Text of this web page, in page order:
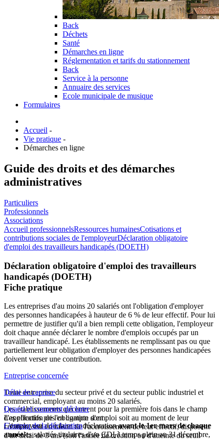
Back
Déchets
Santé
Démarches en ligne
Réglementation et tarifs du stationnement
Back
Service à la personne
Annuaire des services
Ecole municipale de musique
Formulaires
Accueil -
Vie pratique -
Démarches en ligne
Guide des droits et des démarches
administratives
Particuliers
Professionnels
Associations
Accueil professionnelsRessources humainesCotisations et
contributions sociales de l'employeurDéclaration obligatoire
d'emploi des travailleurs handicapés (DOETH)
Déclaration obligatoire d'emploi des travailleurs
handicapés (DOETH)
Fiche pratique
Les entreprises d'au moins 20 salariés ont l'obligation d'employer
des personnes handicapées à hauteur de 6 % de leur effectif. Pour lui
permettre de justifier qu'il a bien rempli cette obligation, l'employeur
doit chaque année déclarer le nombre d'emplois occupés par un
travailleur handicapé. Les établissements ne remplissant pas ou que
partiellement leur obligation d'employer des personnes handicapées
doivent verser une contribution.
Entreprise concernée
Toute entreprise du secteur privé et du secteur public industriel et
commercial, employant au moins 20 salariés.
Les effectifs pris en compte sont :
les salariés titulaires d'unCDIà temps plein au 31 décembre,
Délai de carence
Les établissements qui entrent pour la première fois dans le champ
d'application de l'obligation d'emploi soit au moment de leur
création, soit en raison de l'accroissement de leur effectif, disposent
d'un délai de 3 ans (soit l'année de création ou d'atteinte du seuil
Quand et comment déclarer
L'employeur doit faire sa déclarationavant le 1er mars de chaque
année.
Contenu de la déclaration